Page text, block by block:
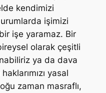
kendimizi
işimizi
işe yaramaz. Bir
olarak çeşitli
ya da dava
yasal
zaman masraflı,